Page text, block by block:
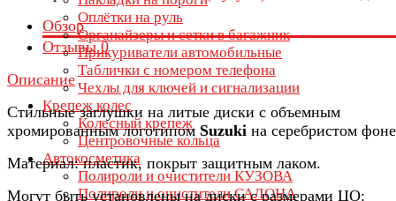
Оплётки на руль
Органайзеры и сетки в багажник
Прикуриватели автомобильные
Таблички с номером телефона
Чехлы для ключей и сигнализации
Крепеж колес
Колесный крепеж
Центровочные кольца
Автокосметика
Полироли и очистители КУЗОВА
Полироли и очистители САЛОНА
Обзор
Отзывы0
Описание
Стильные заглушки на литые диски с объемным
хромированным логотипом Suzuki на серебристом
Материал: пластик, покрыт защитным лаком.
Могут быть установлены на диски с размерами ЦО: